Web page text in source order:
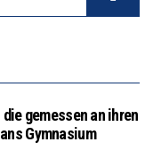
gemessen an ihren
Gymnasium